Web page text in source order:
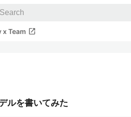
x Team open_in_new
ルを書いてみた